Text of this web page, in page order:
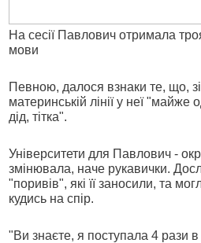
На сесії Павлович отримала
мови
Певною, далося взнаки те, що, зі
материнській лінії у неї "майже
дід, тітка".
Університети для Павлович -
змінювала, наче рукавички.
"поривів", які її заносили, та
кудись на спір.
"Ви знаєте, я поступала 4 рази в